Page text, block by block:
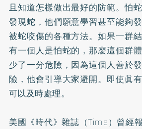
且知道怎樣做出最好的防範。怕
發現蛇，他們願意學習甚至能夠
被蛇咬傷的各種方法。如果一群
有一個人是怕蛇的，那麼這個群
少了一分危險，因為這個人善於
險，他會引導大家避開。即使眞
可以及時處理。
美國《時代》雜誌（Time）曾經